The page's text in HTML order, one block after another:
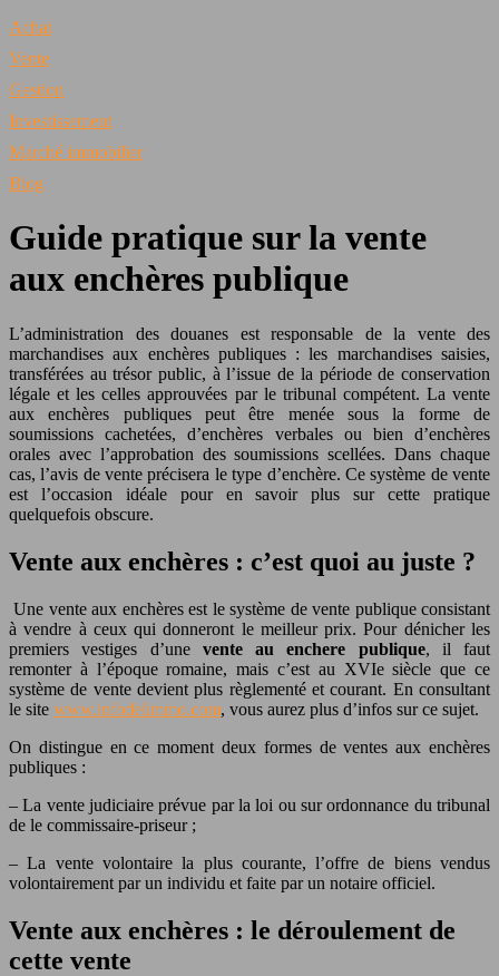
Achat
Vente
Gestion
Investissement
Marché immobilier
Blog
Guide pratique sur la vente
aux enchères publique
L’administration des douanes est responsable de la vente des
marchandises aux enchères publiques : les marchandises saisies,
transférées au trésor public, à l’issue de la période de conservation
légale et les celles approuvées par le tribunal compétent. La vente
aux enchères publiques peut être menée sous la forme de
soumissions cachetées, d’enchères verbales ou bien d’enchères
orales avec l’approbation des soumissions scellées. Dans chaque
cas, l’avis de vente précisera le type d’enchère. Ce système de vente
est l’occasion idéale pour en savoir plus sur cette pratique
quelquefois obscure.
Vente aux enchères : c’est quoi au juste ?
Une vente aux enchères est le système de vente publique consistant
à vendre à ceux qui donneront le meilleur prix. Pour dénicher les
premiers vestiges d’une vente au enchere publique, il faut
remonter à l’époque romaine, mais c’est au XVIe siècle que ce
système de vente devient plus règlementé et courant. En consultant
le site www.infodelimmo.com, vous aurez plus d’infos sur ce sujet.
On distingue en ce moment deux formes de ventes aux enchères
publiques :
– La vente judiciaire prévue par la loi ou sur ordonnance du tribunal
de le commissaire-priseur ;
– La vente volontaire la plus courante, l’offre de biens vendus
volontairement par un individu et faite par un notaire officiel.
Vente aux enchères : le déroulement de
cette vente